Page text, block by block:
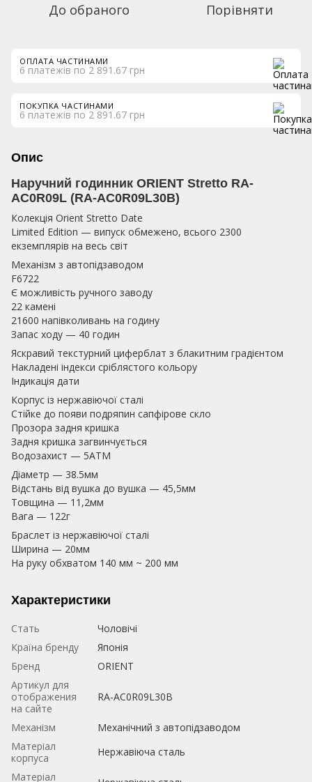
До обраного Порівняти
ОПЛАТА ЧАСТИНАМИ
6 платежів по 2 891.67 грн
ПОКУПКА ЧАСТИНАМИ
6 платежів по 2 891.67 грн
Опис
Наручний годинник ORIENT Stretto RA-
AC0R09L (RA-AC0R09L30B)
Колекція Orient Stretto Date
Limited Edition — випуск обмежено, всього 2300
екземплярів на весь світ
Механізм з автопідзаводом
F6722
Є можливість ручного заводу
22 камені
21600 напівколивань на годину
Запас ходу — 40 годин
Яскравий текстурний циферблат з блакитним градієнтом
Накладені індекси сріблястого кольору
Індикація дати
Корпус із нержавіючої сталі
Стійке до появи подряпин сапфірове скло
Прозора задня кришка
Задня кришка загвинчується
Водозахист — 5АТМ
Діаметр — 38.5мм
Відстань від вушка до вушка — 45,5мм
Товщина — 11,2мм
Вага — 122г
Браслет із нержавіючої сталі
Ширина — 20мм
На руку обхватом 140 мм ~ 200 мм
Характеристики
Стать
Чоловічі
Країна бренду
Японія
Бренд
ORIENT
Артикул для
отображения
на сайте
RA-AC0R09L30B
Механізм
Механічний з автопідзаводом
Матеріал
корпуса
Нержавіюча сталь
Матеріал